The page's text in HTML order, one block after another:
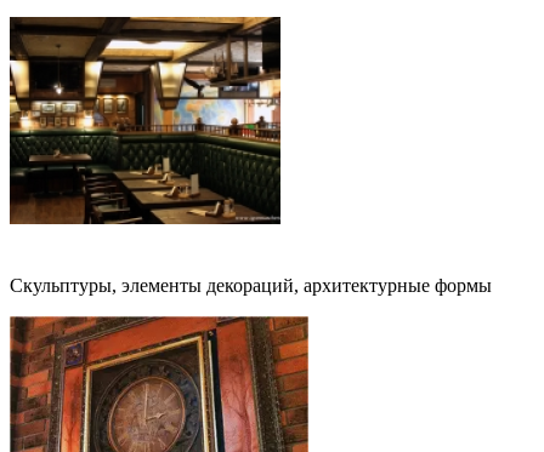
Скульптуры, элементы декораций, архитектурные формы